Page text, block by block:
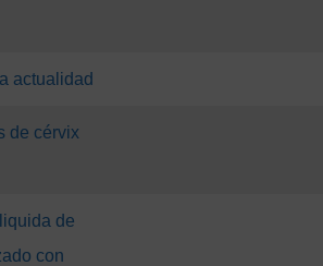
actualidad
de cérvix
de
con